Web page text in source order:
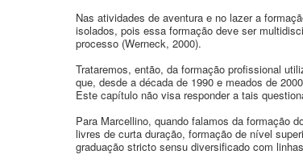
Nas atividades de aventura e no lazer a
isolados, pois essa formação deve ser
processo (Werneck, 2000).
Trataremos, então, da formação profissional
que, desde a década de 1990 e meados de
Este capítulo não visa responder a tais
Para Marcellino, quando falamos da formação
livres de curta duração, formação de nível
graduação stricto sensu diversificado com